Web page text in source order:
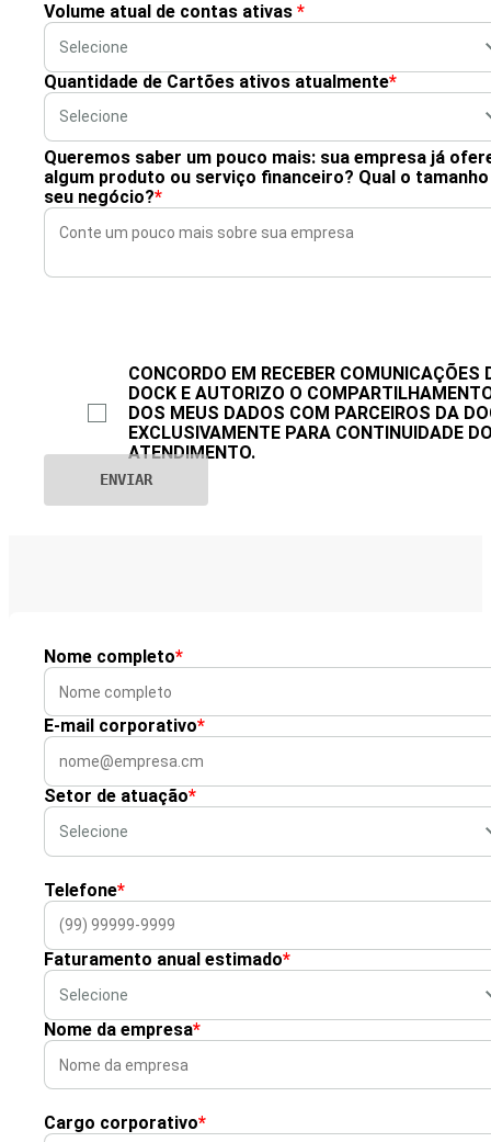
Volume atual de contas ativas *
Quantidade de Cartões ativos atualmente*
Queremos saber um pouco mais: sua empresa já
algum produto ou serviço financeiro? Qual o
seu negócio?*
CONCORDO EM RECEBER COMUNICAÇÕES
DOCK E AUTORIZO O
DOS MEUS DADOS COM PARCEIROS DA
EXCLUSIVAMENTE PARA CONTINUIDADE
ATENDIMENTO.
Nome completo*
E-mail corporativo*
Setor de atuação*
Telefone*
Faturamento anual estimado*
Nome da empresa*
Cargo corporativo*